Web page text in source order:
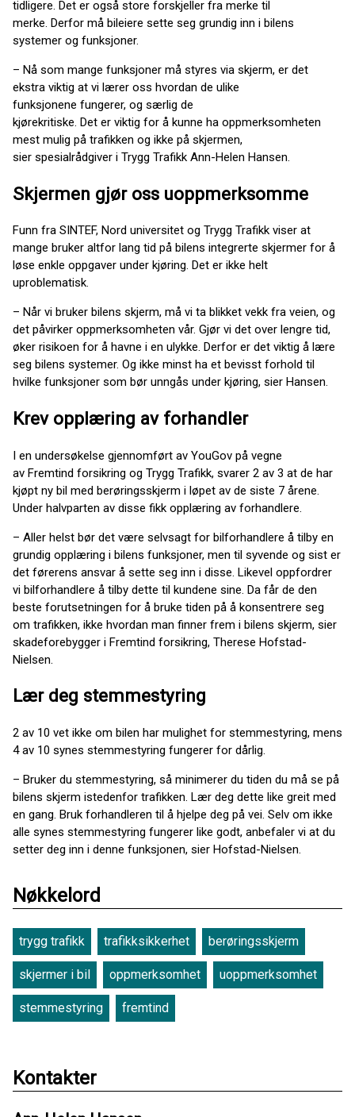
tidligere. Det er også store forskjeller fra merke til
merke. Derfor må bileiere sette seg grundig inn i bilens
systemer og funksjoner.
– Nå som mange funksjoner må styres via skjerm, er det
ekstra viktig at vi lærer oss hvordan de ulike
funksjonene fungerer, og særlig de
kjørekritiske. Det er viktig for å kunne ha oppmerksomheten
mest mulig på trafikken og ikke på skjermen,
sier spesialrådgiver i Trygg Trafikk Ann-Helen Hansen.
Skjermen gjør oss uoppmerksomme
Funn fra SINTEF, Nord universitet og Trygg Trafikk viser at
mange bruker altfor lang tid på bilens integrerte skjermer for å
løse enkle oppgaver under kjøring. Det er ikke helt
uproblematisk.
– Når vi bruker bilens skjerm, må vi ta blikket vekk fra veien, og
det påvirker oppmerksomheten vår. Gjør vi det over lengre tid,
øker risikoen for å havne i en ulykke. Derfor er det viktig å lære
seg bilens systemer. Og ikke minst ha et bevisst forhold til
hvilke funksjoner som bør unngås under kjøring, sier Hansen.
Krev opplæring av forhandler
I en undersøkelse gjennomført av YouGov på vegne
av Fremtind forsikring og Trygg Trafikk, svarer 2 av 3 at de har
kjøpt ny bil med berøringsskjerm i løpet av de siste 7 årene.
Under halvparten av disse fikk opplæring av forhandlere.
– Aller helst bør det være selvsagt for bilforhandlere å tilby en
grundig opplæring i bilens funksjoner, men til syvende og sist er
det førerens ansvar å sette seg inn i disse. Likevel oppfordrer
vi bilforhandlere å tilby dette til kundene sine. Da får de den
beste forutsetningen for å bruke tiden på å konsentrere seg
om trafikken, ikke hvordan man finner frem i bilens skjerm, sier
skadeforebygger i Fremtind forsikring, Therese Hofstad-
Nielsen.
Lær deg stemmestyring
2 av 10 vet ikke om bilen har mulighet for stemmestyring, mens
4 av 10 synes stemmestyring fungerer for dårlig.
– Bruker du stemmestyring, så minimerer du tiden du må se på
bilens skjerm istedenfor trafikken. Lær deg dette like greit med
en gang. Bruk forhandleren til å hjelpe deg på vei. Selv om ikke
alle synes stemmestyring fungerer like godt, anbefaler vi at du
setter deg inn i denne funksjonen, sier Hofstad-Nielsen.
Nøkkelord
trygg trafikk trafikksikkerhet berøringsskjerm
skjermer i bil oppmerksomhet uoppmerksomhet
stemmestyring fremtind
Kontakter